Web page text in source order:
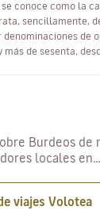
conoce como la
sencillamente,
de
Burdeos de
locales en…
viajes Volotea